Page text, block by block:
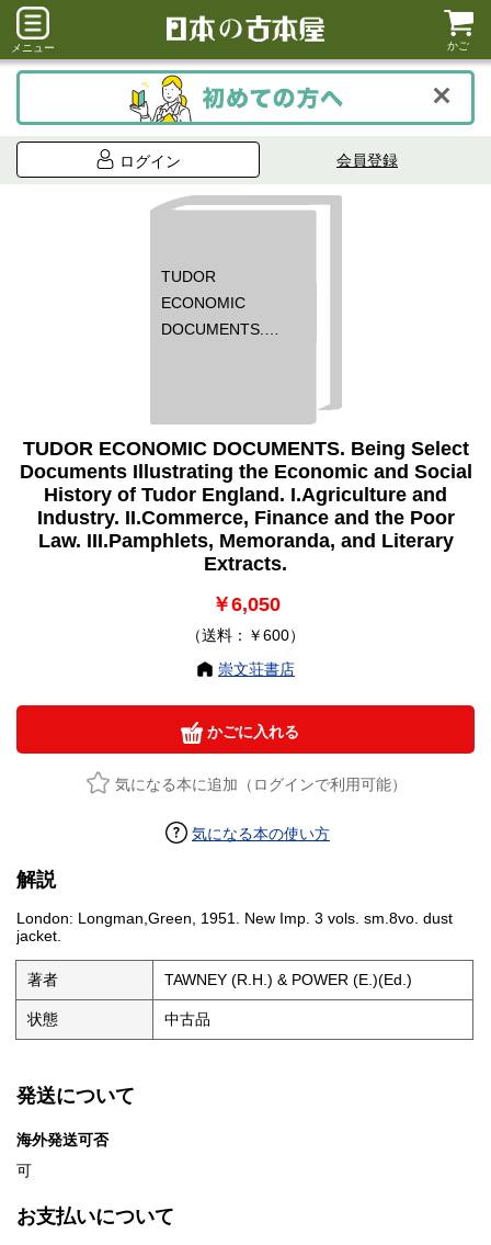
メニュー かご
ログイン 会員登録
TUDOR
ECONOMIC
DOCUMENTS.
Social History of
Tudor England.
I.Agriculture and
Industry.
II.Commerce,
Finance and the
III.Pamphlets,
Memoranda, and
TUDOR ECONOMIC DOCUMENTS. Being Select
Documents Illustrating the Economic and Social
History of Tudor England. I.Agriculture and
Industry. II.Commerce, Finance and the Poor
Law. III.Pamphlets, Memoranda, and Literary
Extracts.
￥6,050
（送料：￥600）
崇文荘書店
かごに入れる
気になる本に追加（ログインで利用可能）
気になる本の使い方
解説
London: Longman,Green, 1951. New Imp. 3 vols. sm.8vo. dust
jacket.
著者 TAWNEY (R.H.) & POWER (E.)(Ed.)
状態 中古品
発送について
海外発送可否
可
お支払いについて